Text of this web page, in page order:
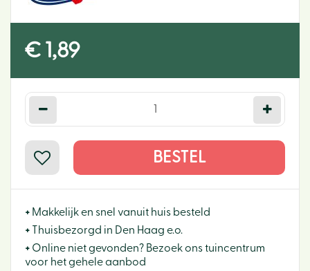
€ 1,89
+ Makkelijk en snel vanuit huis besteld
+ Thuisbezorgd in Den Haag e.o.
+ Online niet gevonden? Bezoek ons tuincentrum
voor het gehele aanbod